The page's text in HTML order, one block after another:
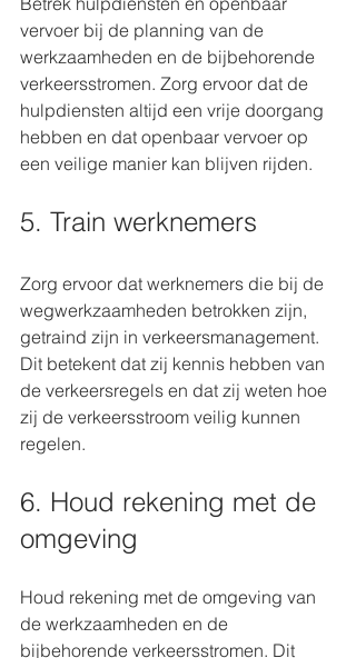
vervoer bij de planning van de
werkzaamheden en de bijbehorende
verkeersstromen. Zorg ervoor dat de
hulpdiensten altijd een vrije doorgang
hebben en dat openbaar vervoer op
een veilige manier kan blijven rijden.
5. Train werknemers
Zorg ervoor dat werknemers die bij de
wegwerkzaamheden betrokken zijn,
getraind zijn in verkeersmanagement.
Dit betekent dat zij kennis hebben van
de verkeersregels en dat zij weten hoe
zij de verkeersstroom veilig kunnen
regelen.
6. Houd rekening met de
omgeving
Houd rekening met de omgeving van
de werkzaamheden en de
bijbehorende verkeersstromen. Dit